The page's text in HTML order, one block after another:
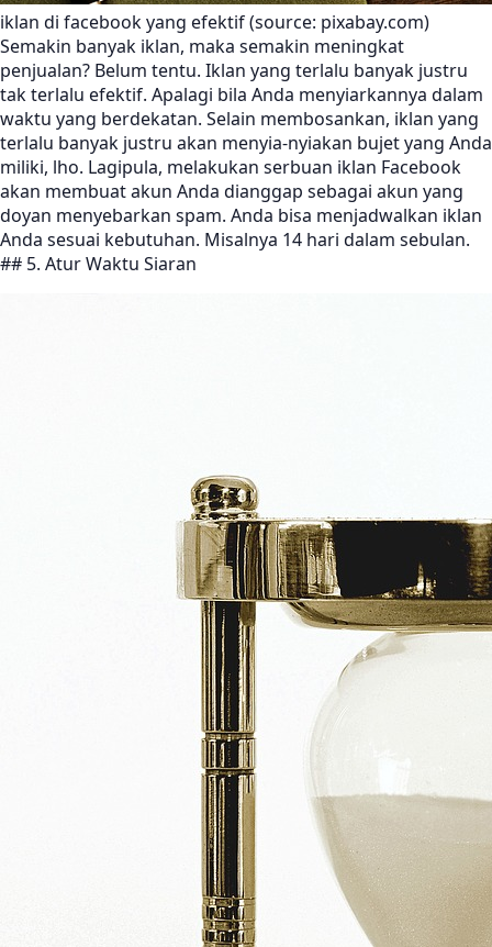
iklan di facebook yang efektif (source: pixabay.com)
Semakin banyak iklan, maka semakin meningkat
penjualan? Belum tentu. Iklan yang terlalu banyak justru
tak terlalu efektif. Apalagi bila Anda menyiarkannya dalam
waktu yang berdekatan. Selain membosankan, iklan yang
terlalu banyak justru akan menyia-nyiakan bujet yang Anda
miliki, lho. Lagipula, melakukan serbuan iklan Facebook
akan membuat akun Anda dianggap sebagai akun yang
doyan menyebarkan spam. Anda bisa menjadwalkan iklan
Anda sesuai kebutuhan. Misalnya 14 hari dalam sebulan.
## 5. Atur Waktu Siaran